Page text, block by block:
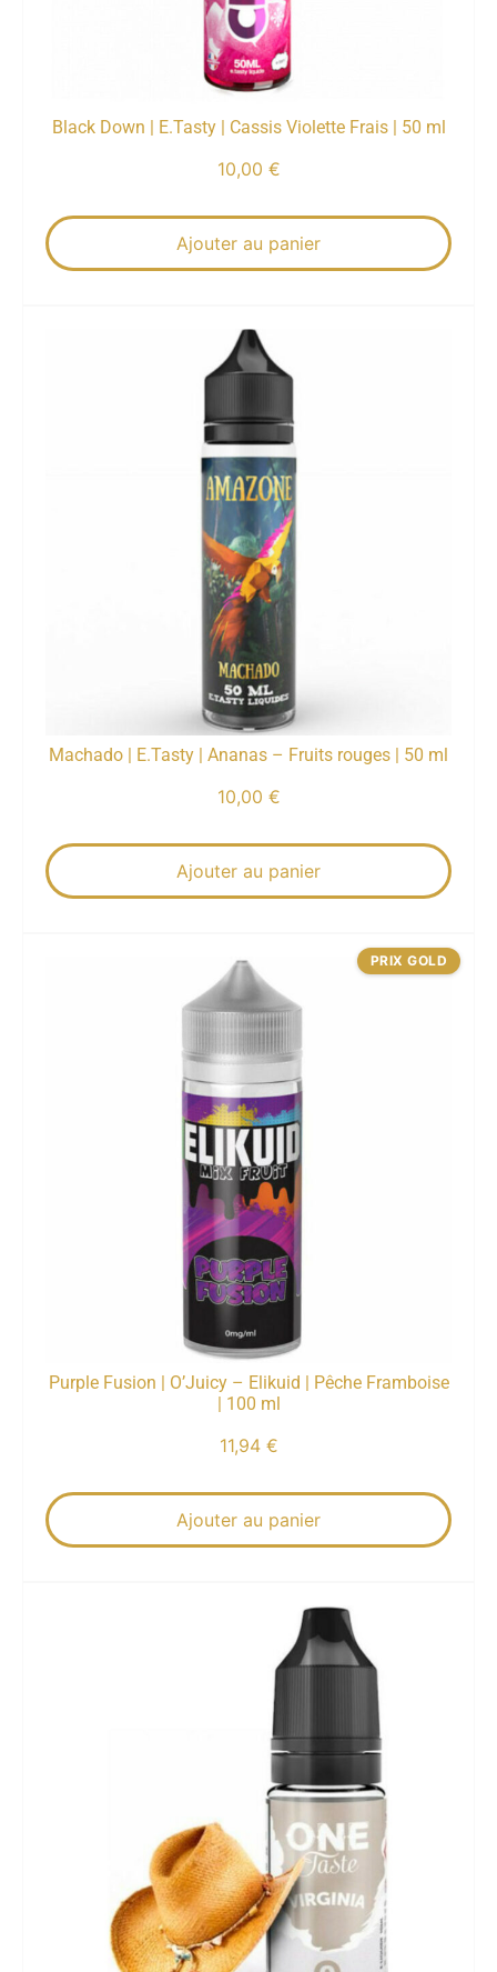
Black Down | E.Tasty | Cassis Violette Frais | 50 ml
10,00 €
Ajouter au panier
Machado | E.Tasty | Ananas – Fruits rouges | 50 ml
10,00 €
Ajouter au panier
Purple Fusion | O’Juicy – Elikuid | Pêche Framboise
| 100 ml
11,94 €
Ajouter au panier
PRIX GOLD